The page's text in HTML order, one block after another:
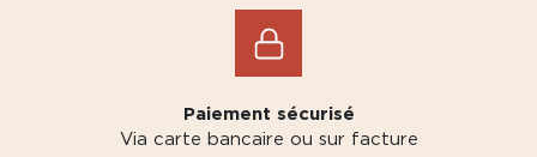
Paiement sécurisé
Via carte bancaire ou sur facture